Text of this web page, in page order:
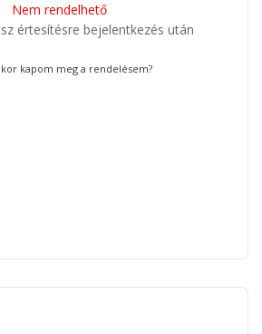
Nem rendelhető
értesítésre bejelentkezés után
kapom meg a rendelésem?